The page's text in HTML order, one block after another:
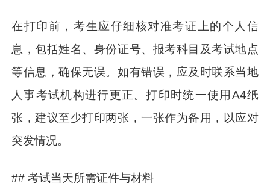
在打印前，考生应仔细核对准考证上的个人信
息，包括姓名、身份证号、报考科目及考试地点
等信息，确保无误。如有错误，应及时联系当地
人事考试机构进行更正。打印时统一使用A4纸
张，建议至少打印两张，一张作为备用，以应对
突发情况。
## 考试当天所需证件与材料